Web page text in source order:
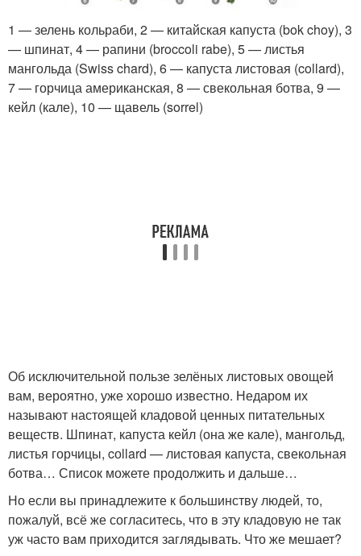
1 — зелень кольраби, 2 — китайская капуста (bok choy), 3
— шпинат, 4 — рапини (broccoli rabe), 5 — листья
мангольда (Swiss chard), 6 — капуста листовая (collard),
7 — горчица американская, 8 — свекольная ботва, 9 —
кейл (кале), 10 — щавель (sorrel)
Об исключительной пользе зелёных листовых овощей
вам, вероятно, уже хорошо известно. Недаром их
называют настоящей кладовой ценных питательных
веществ. Шпинат, капуста кейл (она же кале), мангольд,
листья горчицы, cоllard — листовая капуста, свекольная
ботва… Список можете продолжить и дальше…
Но если вы принадлежите к большинству людей, то,
пожалуй, всё же согласитесь, что в эту кладовую не так
уж часто вам приходится заглядывать. Что же мешает?